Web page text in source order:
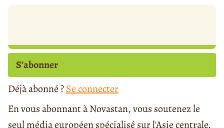
S’abonner
Déjà abonné ?Se connecter
En vous abonnant à Novastan, vous soutenez le
seul média européen spécialisé sur l'Asie centrale.